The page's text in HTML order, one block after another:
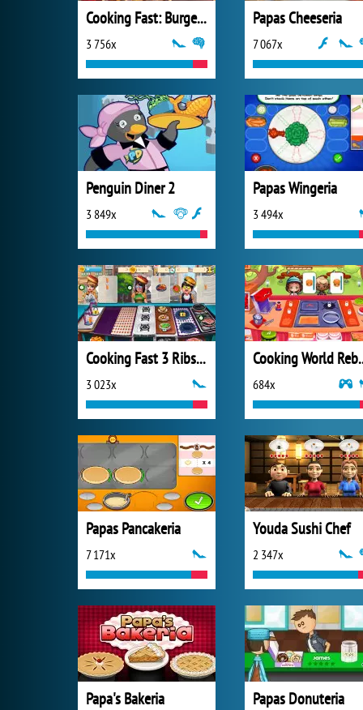
Cooking Fast: Burger and Hotdog
3 756x
Papas Cheeseria
7 067x
Penguin Diner 2
3 849x
Papas Wingeria
3 494x
Cooking Fast 3 Ribs and Pancakes
3 023x 684x
Papas Pancakeria
7 171x
Youda Sushi Chef
2 347x
Papa's Bakeria Papas Donuteria